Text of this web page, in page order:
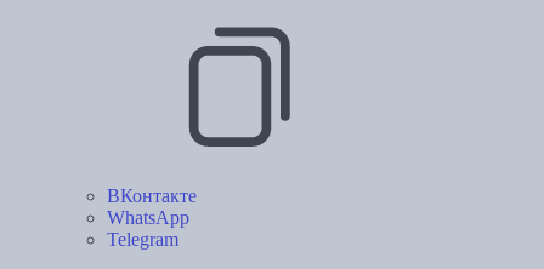
ВКонтакте
WhatsApp
Telegram